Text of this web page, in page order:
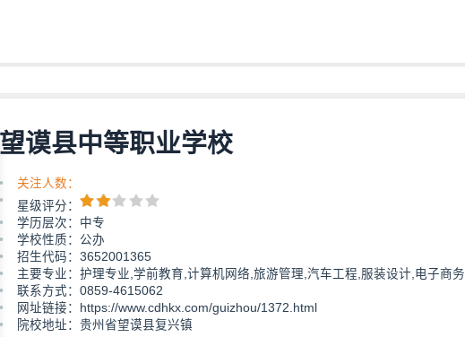
望谟县中等职业学校
关注人数：
星级评分：
学历层次：中专
学校性质：公办
招生代码：3652001365
主要专业：护理专业,学前教育,计算机网络,旅游管理,汽车工程,服装设计,电子商务
联系方式：0859-4615062
网址链接：https://www.cdhkx.com/guizhou/1372.html
院校地址：贵州省望谟县复兴镇